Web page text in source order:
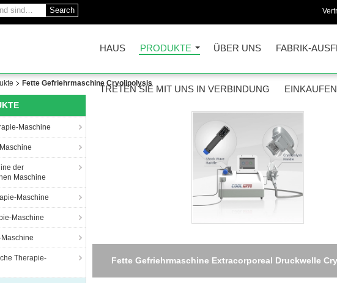
Search
HAUS PRODUKTE ÜBER UNS FABRIK-
TRETEN SIE MIT UNS IN VERBINDUNG
Fette Gefriehrmaschine Cryolipolysis
Maschine
der
Maschine
Maschine
Maschine
Maschine
Therapie-
Fette Gefriehrmaschine Extracorporeal Druckwelle